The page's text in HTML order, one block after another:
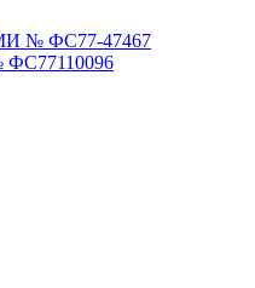
№ ФС77-47467